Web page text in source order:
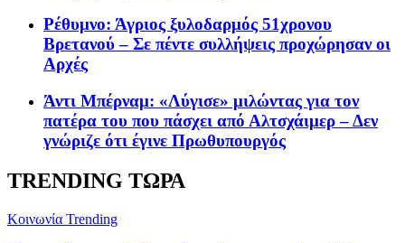
Ρέθυμνο: Άγριος ξυλοδαρμός 51χρονου
Βρετανού – Σε πέντε συλλήψεις προχώρησαν οι
Αρχές
Άντι Μπέρναμ: «Λύγισε» μιλώντας για τον
πατέρα του που πάσχει από Αλτσχάιμερ – Δεν
γνώριζε ότι έγινε Πρωθυπουργός
TRENDING ΤΩΡΑ
Κοινωνία Trending